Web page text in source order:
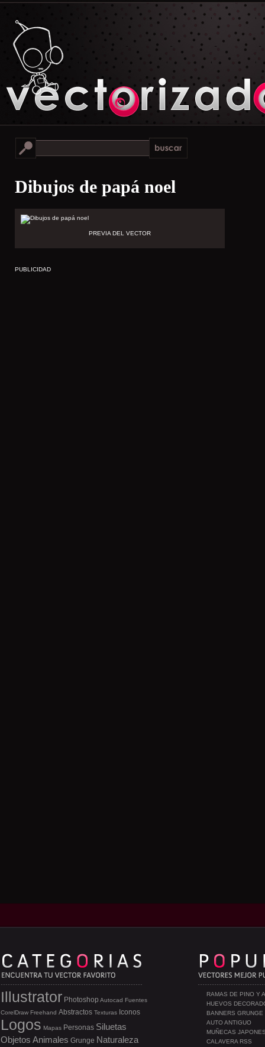
Dibujos de papá noel
PREVIA DEL VECTOR
PUBLICIDAD
RAMAS DE PINO Y
HUEVOS
BANNERS GRUNGE
AUTO ANTIGUO
MUÑECAS
CALAVERA RSS
Illustrator Photoshop Autocad Fuentes
CorelDraw Freehand Abstractos Texturas Iconos
Logos Mapas Personas Siluetas
Objetos Animales Grunge Naturaleza